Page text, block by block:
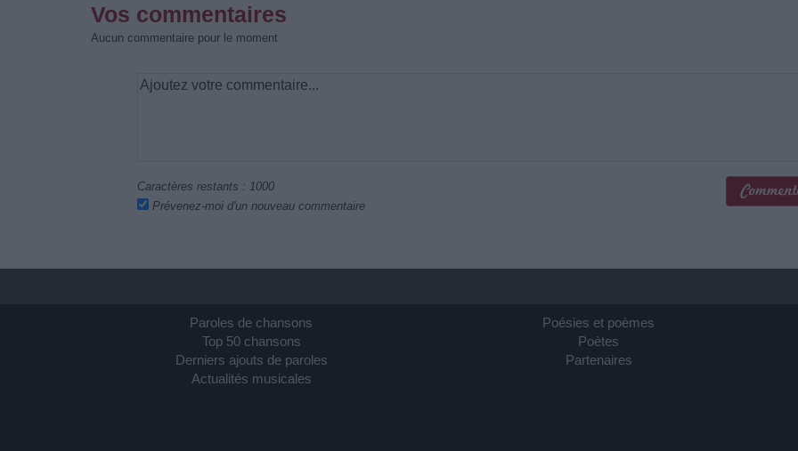
Vos commentaires
Aucun commentaire pour le moment
Caractères restants : 1000
Prévenez-moi d'un nouveau commentaire
Paroles de chansons
Top 50 chansons
Derniers ajouts de paroles
Actualités musicales
Poésies et poèmes
Poètes
Partenaires